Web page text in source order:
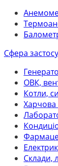
Сфера
ОВК,
Котли,
Харчова
Склади,